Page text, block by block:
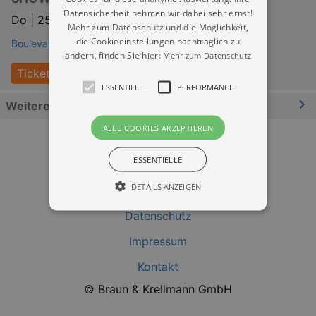
Do | 25.02.2027 | 19:30
Boulevardtheater Dresden
Tickets
Weitere Informationen
Datenschutz
Impressum
Kontakt
© Braun & Krellmann GmbH
Datensicherheit nehmen wir dabei sehr ernst!
Mehr zum Datenschutz und die Möglichkeit,
die Cookieeinstellungen nachträglich zu
ändern, finden Sie hier: Mehr zum Datenschutz
ESSENTIELL PERFORMANCE
ALLE COOKIES AKZEPTIEREN
ESSENTIELLE
DETAILS ANZEIGEN
Essentiell Performance
Essentielle Cookies werden für die
gebraucht. Zum Beispiel für das Login in Ihren